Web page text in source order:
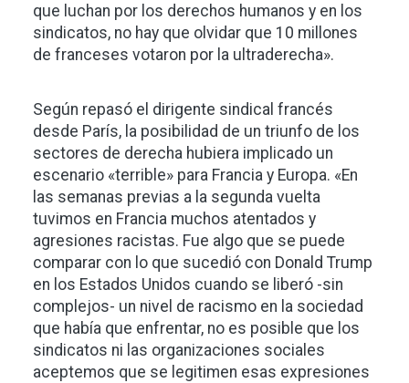
que luchan por los derechos humanos y en los
sindicatos, no hay que olvidar que 10 millones
de franceses votaron por la ultraderecha».
Según repasó el dirigente sindical francés
desde París, la posibilidad de un triunfo de los
sectores de derecha hubiera implicado un
escenario «terrible» para Francia y Europa. «En
las semanas previas a la segunda vuelta
tuvimos en Francia muchos atentados y
agresiones racistas. Fue algo que se puede
comparar con lo que sucedió con Donald Trump
en los Estados Unidos cuando se liberó -sin
complejos- un nivel de racismo en la sociedad
que había que enfrentar, no es posible que los
sindicatos ni las organizaciones sociales
aceptemos que se legitimen esas expresiones